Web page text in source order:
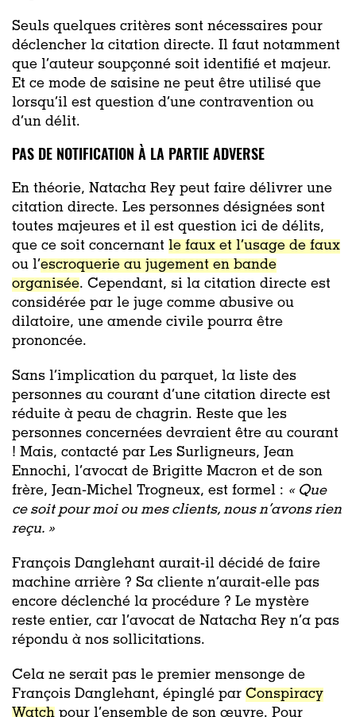
Seuls quelques critères sont nécessaires pour
déclencher la citation directe. Il faut notamment
que l’auteur soupçonné soit identifié et majeur.
Et ce mode de saisine ne peut être utilisé que
lorsqu’il est question d’une contravention ou
d’un délit.
PAS DE NOTIFICATION À LA PARTIE ADVERSE
En théorie, Natacha Rey peut faire délivrer une
citation directe. Les personnes désignées sont
toutes majeures et il est question ici de délits,
que ce soit concernant le faux et l’usage de faux
ou l’escroquerie au jugement en bande
organisée. Cependant, si la citation directe est
considérée par le juge comme abusive ou
dilatoire, une amende civile pourra être
prononcée.
Sans l’implication du parquet, la liste des
personnes au courant d’une citation directe est
réduite à peau de chagrin. Reste que les
personnes concernées devraient être au courant
! Mais, contacté par Les Surligneurs, Jean
Ennochi, l’avocat de Brigitte Macron et de son
frère, Jean-Michel Trogneux, est formel : « Que
ce soit pour moi ou mes clients, nous n’avons rien
reçu. »
François Danglehant aurait-il décidé de faire
machine arrière ? Sa cliente n’aurait-elle pas
encore déclenché la procédure ? Le mystère
reste entier, car l’avocat de Natacha Rey n’a pas
répondu à nos sollicitations.
Cela ne serait pas le premier mensonge de
François Danglehant, épinglé par Conspiracy
Watch pour l’ensemble de son œuvre. Pour